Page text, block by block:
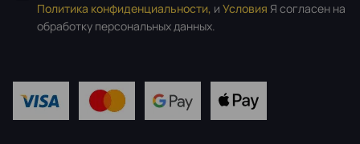
Политика конфиденциальности, и Условия Я согласен на
обработку персональных данных.